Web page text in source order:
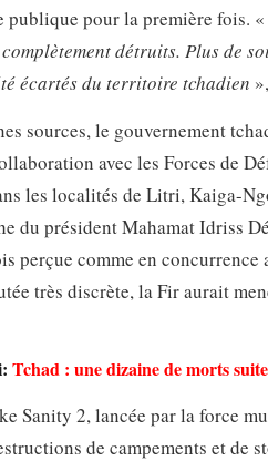
publique pour la première fois. «
détruits. Plus de
écartés du territoire tchadien
sources, le gouvernement
avec les Forces de
les localités de Litri, Kaiga-
du président Mahamat Idriss
perçue comme en
très discrète, la Fir aurait
Tchad : une dizaine de morts
Sanity 2, lancée par la force
de campements et de